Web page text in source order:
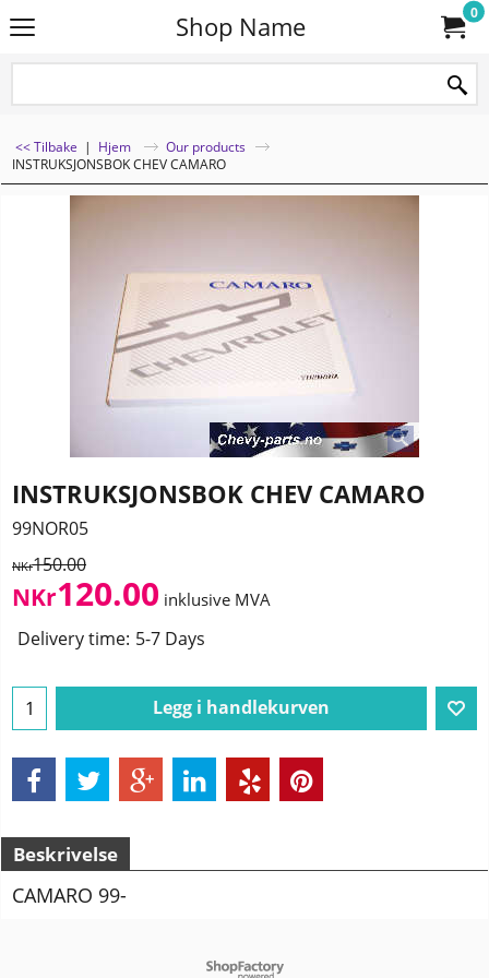
Shop Name 0
<< Tilbake | Hjem
Our products
INSTRUKSJONSBOK CHEV CAMARO
INSTRUKSJONSBOK CHEV CAMARO
99NOR05
NKr150.00
NKr120.00 inklusive MVA
Delivery time: 5-7 Days
Legg i handlekurven
Beskrivelse
CAMARO 99-
To create online store